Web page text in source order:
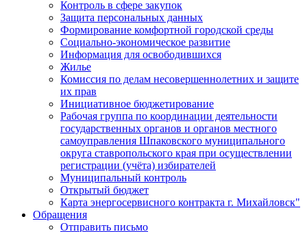
Контроль в сфере закупок
Защита персональных данных
Формирование комфортной городской среды
Социально-экономическое развитие
Информация для освободившихся
Жилье
Комиссия по делам несовершеннолетних и защите
их прав
Инициативное бюджетирование
Рабочая группа по координации деятельности
государственных органов и органов местного
самоуправления Шпаковского муниципального
округа ставропольского края при осуществлении
регистрации (учёта) избирателей
Муниципальный контроль
Открытый бюджет
Карта энергосервисного контракта г. Михайловск"
Обращения
Отправить письмо